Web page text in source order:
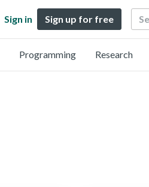
Sign in Sign up for free Search
Programming Research